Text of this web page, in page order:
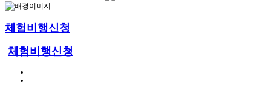
체험비행신청
체험비행신청